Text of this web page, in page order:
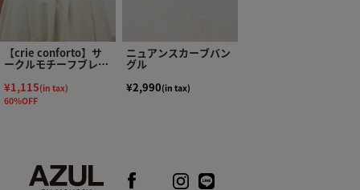
【crie conforto】サ
ークルモチーフブレス
レット
¥1,115(in tax)
60%OFF
ニュアンスカーブバン
グル
¥2,990(in tax)